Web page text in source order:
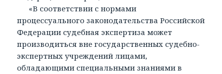
«В соответствии с нормами
процессуального законодательства Российской
Федерации судебная экспертиза может
производиться вне государственных судебно-
экспертных учреждений лицами,
обладающими специальными знаниями в